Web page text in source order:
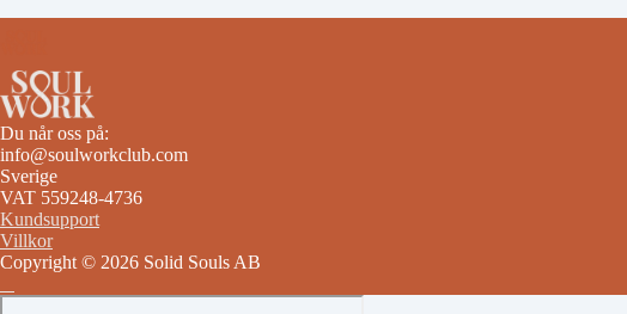
Du når oss på:
info@soulworkclub.com
Sverige
VAT 559248-4736
Kundsupport
Villkor
Copyright © 2026 Solid Souls AB